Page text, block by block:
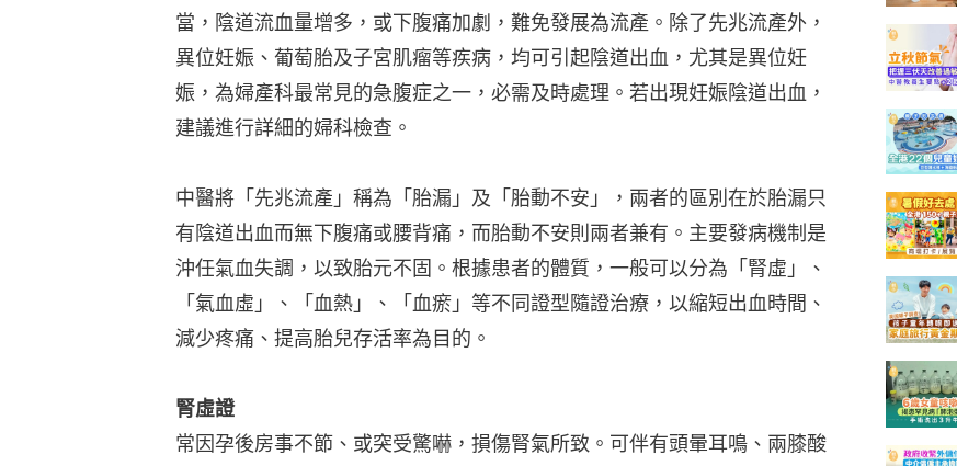
當，陰道流血量增多，或下腹痛加劇，難免發展為流產。除了先兆流產外，
異位妊娠、葡萄胎及子宮肌瘤等疾病，均可引起陰道出血，尤其是異位妊
娠，為婦產科最常見的急腹症之一，必需及時處理。若出現妊娠陰道出血，
建議進行詳細的婦科檢查。
中醫將「先兆流產」稱為「胎漏」及「胎動不安」，兩者的區別在於胎漏只
有陰道出血而無下腹痛或腰背痛，而胎動不安則兩者兼有。主要發病機制是
沖任氣血失調，以致胎元不固。根據患者的體質，一般可以分為「腎虛」、
「氣血虛」、「血熱」、「血瘀」等不同證型隨證治療，以縮短出血時間、
減少疼痛、提高胎兒存活率為目的。
腎虛證
常因孕後房事不節、或突受驚嚇，損傷腎氣所致。可伴有頭暈耳鳴、兩膝酸